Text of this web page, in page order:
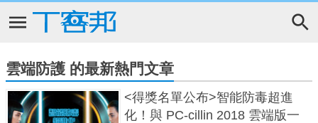
雲端防護 的最新熱門文章
<得獎名單公布>智能防毒超進
化！與 PC-cillin 2018 雲端版一